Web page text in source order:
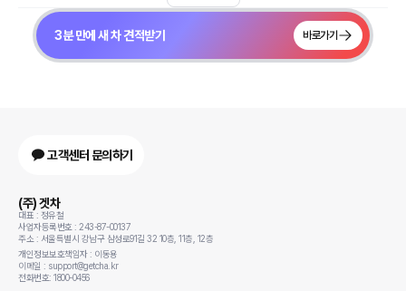
3분 만에 새 차 견적받기 바로가기
고객센터 문의하기
(주) 겟차
대표 : 정유철
사업자등록번호 : 243-87-00137
주소 : 서울특별시 강남구 삼성로91길 32 10층, 11층, 12층
개인정보보호책임자 : 이동용
이메일 : support@getcha.kr
전화번호: 1800-0456